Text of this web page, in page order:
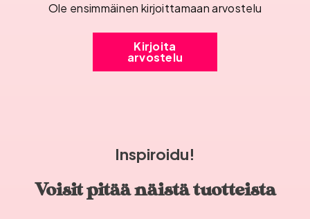
Ole ensimmäinen kirjoittamaan arvostelu
Kirjoita
arvostelu
Inspiroidu!
Voisit pitää näistä tuotteista